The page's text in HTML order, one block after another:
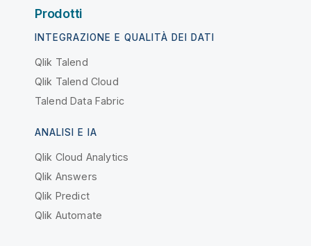
Prodotti
INTEGRAZIONE E QUALITÀ DEI DATI
Qlik Talend
Qlik Talend Cloud
Talend Data Fabric
ANALISI E IA
Qlik Cloud Analytics
Qlik Answers
Qlik Predict
Qlik Automate